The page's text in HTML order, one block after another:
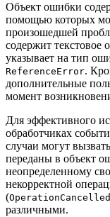
Объект ошибки
помощью которых
произошедшей
содержит текстовое
указывает на тип
ReferenceError.
дополнительные
момент
Для эффективного
обработчиках
случаи могут
переданы в объект
неопределенному
некорректной
(
различными.